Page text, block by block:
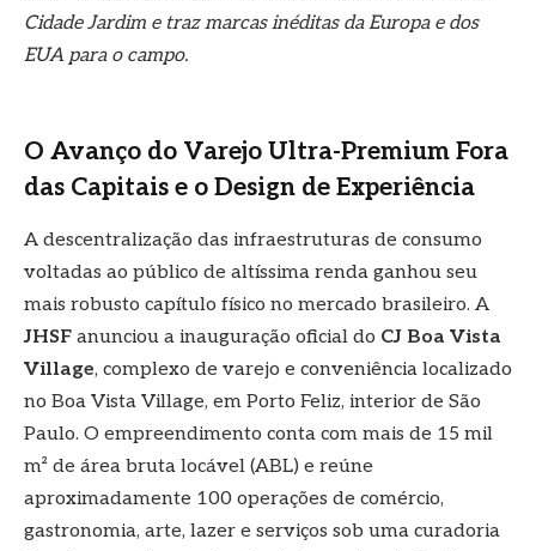
Cidade Jardim e traz marcas inéditas da Europa e dos
EUA para o campo.
O Avanço do Varejo Ultra-Premium Fora
das Capitais e o Design de Experiência
A descentralização das infraestruturas de consumo
voltadas ao público de altíssima renda ganhou seu
mais robusto capítulo físico no mercado brasileiro. A
JHSF anunciou a inauguração oficial do CJ Boa Vista
Village, complexo de varejo e conveniência localizado
no Boa Vista Village, em Porto Feliz, interior de São
Paulo. O empreendimento conta com mais de 15 mil
m² de área bruta locável (ABL) e reúne
aproximadamente 100 operações de comércio,
gastronomia, arte, lazer e serviços sob uma curadoria